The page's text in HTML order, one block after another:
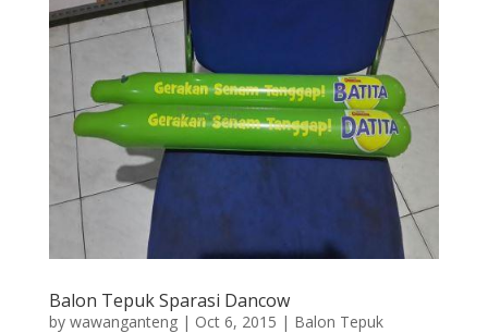
Balon Tepuk Sparasi Dancow
by wawanganteng| Oct 6, 2015 | Balon Tepuk